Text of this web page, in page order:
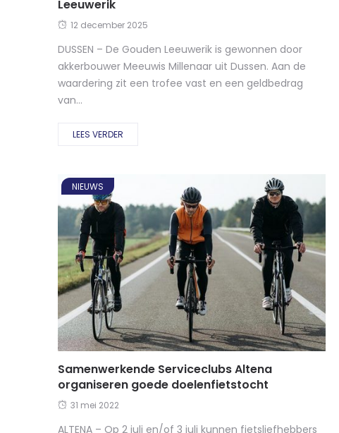
Leeuwerik
12 december 2025
DUSSEN – De Gouden Leeuwerik is gewonnen door
akkerbouwer Meeuwis Millenaar uit Dussen. Aan de
waardering zit een trofee vast en een geldbedrag
van...
LEES VERDER
NIEUWS
Samenwerkende Serviceclubs Altena
organiseren goede doelenfietstocht
31 mei 2022
ALTENA – Op 2 juli en/of 3 juli kunnen fietsliefhebbers